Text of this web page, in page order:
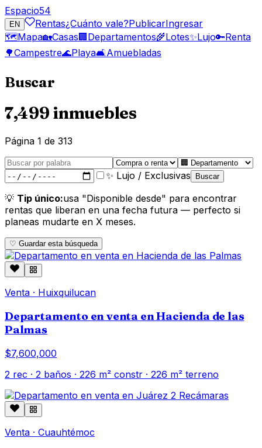
Espacio54
EN Rentas¿Cuánto vale?PublicarIngresar
🗺️Mapa🏡Casas 🏢 Departamentos🌾Lotes✨Lujo🔑Renta
🌳Campestre🌊Playa🛋️Amuebladas
Buscar
7,499 inmuebles
Página 1 de 313
✨ Lujo / Exclusivas Buscar
💡 Tip único:usa "Disponible desde" para encontrar
rentas que liberan en una fecha futura — perfecto si
planeas mudarte en X meses.
♡ Guardar esta búsqueda
Venta · Huixquilucan
Departamento en venta en Hacienda de las
Palmas
$7,600,000
2 rec · 2 baños · 226 m² constr · 226 m² terreno
Venta · Cuauhtémoc